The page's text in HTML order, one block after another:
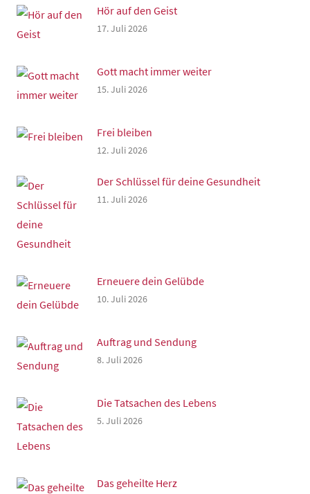
Hör auf den Geist
17. Juli 2026
Gott macht immer weiter
15. Juli 2026
Frei bleiben
12. Juli 2026
Der Schlüssel für deine Gesundheit
11. Juli 2026
Erneuere dein Gelübde
10. Juli 2026
Auftrag und Sendung
8. Juli 2026
Die Tatsachen des Lebens
5. Juli 2026
Das geheilte Herz